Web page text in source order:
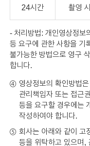
24시간 촬영
- 처리방법: 개인영상정보
등 요구에 관한 사항을 기
불가능한 방법으로 영구
합니다.
④ 영상정보의 확인방법
관리책임자 또는 접근
등을 요구할 경우에는
작성하여야 합니다.
⑤ 회사는 아래와 같이 고
등을 위탁하고 있으며,